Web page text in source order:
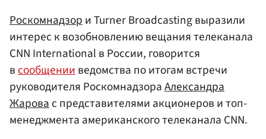
Роскомнадзори Turner Broadcasting выразили
интерес к возобновлению вещания телеканала
CNN International в России, говорится
всообщенииведомства по итогам встречи
руководителя РоскомнадзораАлександра
Жаровас представителями акционеров и топ-
менеджмента американского телеканала СNN.